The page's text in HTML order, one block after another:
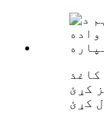
کاغذ
کړئ
کړئ